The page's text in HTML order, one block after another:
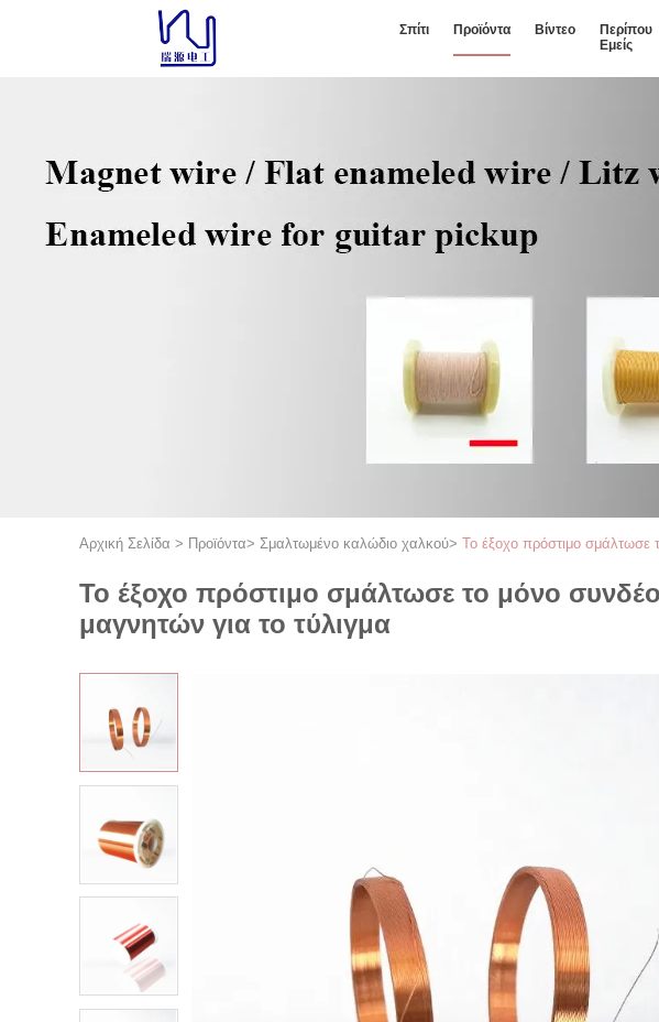
Σπίτι Προϊόντα Βίντεο
Περίπου
Εμείς
Αρχική Σελίδα > Προϊόντα> Σμαλτωμένο καλώδιο χαλκού> Το έξοχο πρόστιμο σμάλτωσε
Το έξοχο πρόστιμο σμάλτωσε το μόνο
μαγνητών για το τύλιγμα